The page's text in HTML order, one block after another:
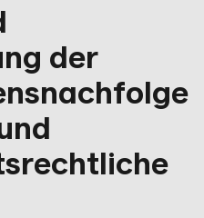
der